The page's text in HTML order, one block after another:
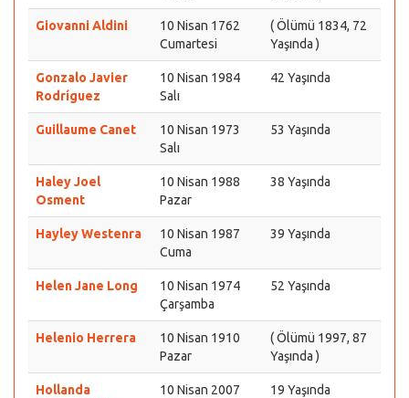
Giovanni Aldini
10 Nisan 1762
Cumartesi
( Ölümü 1834, 72
Yaşında )
Gonzalo Javier
Rodríguez
10 Nisan 1984
Salı
42 Yaşında
Guillaume Canet
10 Nisan 1973
Salı
53 Yaşında
Haley Joel
Osment
10 Nisan 1988
Pazar
38 Yaşında
Hayley Westenra
10 Nisan 1987
Cuma
39 Yaşında
Helen Jane Long
10 Nisan 1974
Çarşamba
52 Yaşında
Helenio Herrera
10 Nisan 1910
Pazar
( Ölümü 1997, 87
Yaşında )
Hollanda
10 Nisan 2007
19 Yaşında